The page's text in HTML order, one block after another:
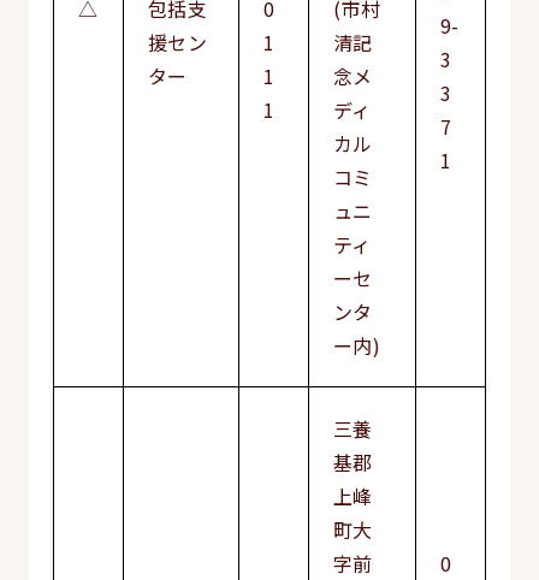
△
包括支
援セン
ター
0
1
1
1
(市村
清記
念メ
ディ
カル
コミ
ュニ
ティ
ーセ
ンタ
ー内)
9-
3
3
7
1
三養
基郡
上峰
町大
字前
0